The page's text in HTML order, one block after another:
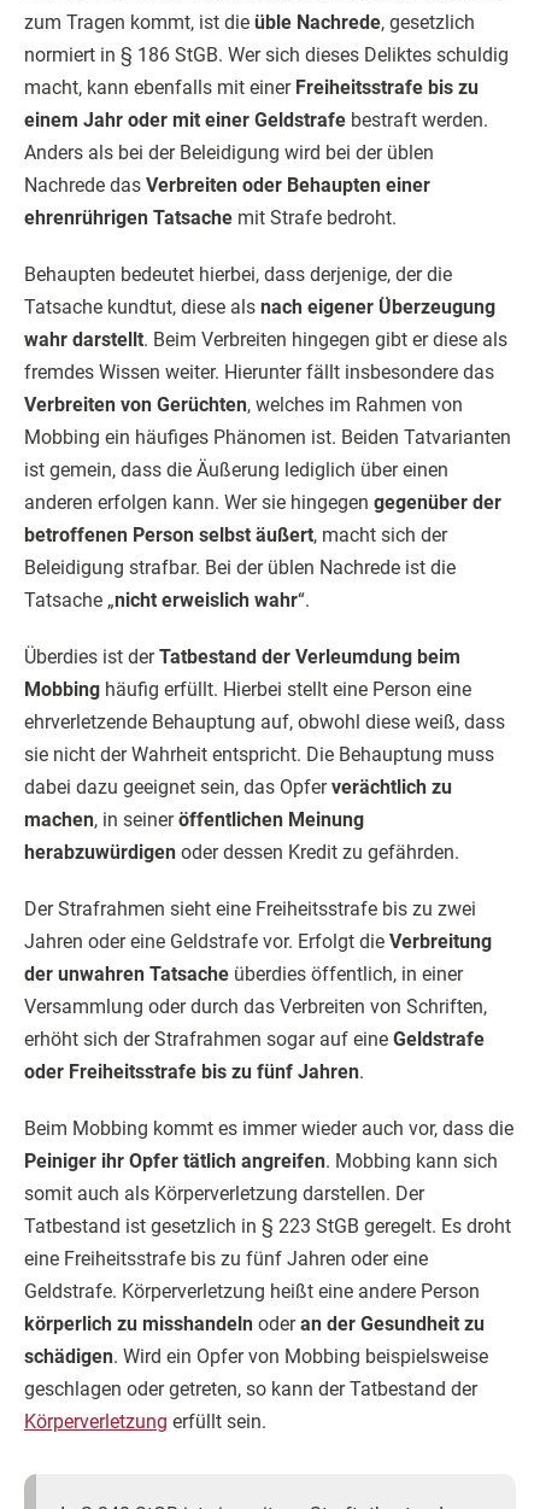
zum Tragen kommt, ist die üble Nachrede, gesetzlich
normiert in § 186 StGB. Wer sich dieses Deliktes schuldig
macht, kann ebenfalls mit einer Freiheitsstrafe bis zu
einem Jahr oder mit einer Geldstrafe bestraft werden.
Anders als bei der Beleidigung wird bei der üblen
Nachrede das Verbreiten oder Behaupten einer
ehrenrührigen Tatsache mit Strafe bedroht.
Behaupten bedeutet hierbei, dass derjenige, der die
Tatsache kundtut, diese als nach eigener Überzeugung
wahr darstellt. Beim Verbreiten hingegen gibt er diese als
fremdes Wissen weiter. Hierunter fällt insbesondere das
Verbreiten von Gerüchten, welches im Rahmen von
Mobbing ein häufiges Phänomen ist. Beiden Tatvarianten
ist gemein, dass die Äußerung lediglich über einen
anderen erfolgen kann. Wer sie hingegen gegenüber der
betroffenen Person selbst äußert, macht sich der
Beleidigung strafbar. Bei der üblen Nachrede ist die
Tatsache „nicht erweislich wahr“.
Überdies ist derTatbestand der Verleumdung beim
Mobbing häufig erfüllt. Hierbei stellt eine Person eine
ehrverletzende Behauptung auf, obwohl diese weiß, dass
sie nicht der Wahrheit entspricht. Die Behauptung muss
dabei dazu geeignet sein, das Opferverächtlich zu
machen, in seineröffentlichen Meinung
herabzuwürdigen oder dessen Kredit zu gefährden.
Der Strafrahmen sieht eine Freiheitsstrafe bis zu zwei
Jahren oder eine Geldstrafe vor. Erfolgt die Verbreitung
der unwahren Tatsache überdies öffentlich, in einer
Versammlung oder durch das Verbreiten von Schriften,
erhöht sich der Strafrahmen sogar auf eine Geldstrafe
oder Freiheitsstrafe bis zu fünf Jahren.
Beim Mobbing kommt es immer wieder auch vor, dass die
Peiniger ihr Opfer tätlich angreifen. Mobbing kann sich
somit auch als Körperverletzung darstellen. Der
Tatbestand ist gesetzlich in § 223 StGB geregelt. Es droht
eine Freiheitsstrafe bis zu fünf Jahren oder eine
Geldstrafe. Körperverletzung heißt eine andere Person
körperlich zu misshandeln oderan der Gesundheit zu
schädigen. Wird ein Opfer von Mobbing beispielsweise
geschlagen oder getreten, so kann der Tatbestand der
Körperverletzung erfüllt sein.